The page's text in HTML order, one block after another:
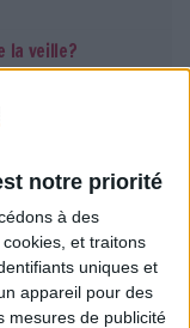
notre priorité
à des
et traitons
uniques et
appareil pour des
mesures de publicité
la veille?
aux pressions?
transformation